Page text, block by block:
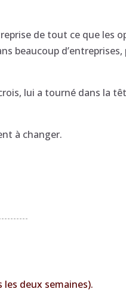
de tout ce que les
beaucoup
lui a tourné dans la
à changer.
deux semaines).